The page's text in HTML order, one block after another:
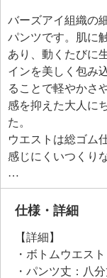
バーズアイ組織の
パンツです。肌に
あり、動くたびに
インを美しく包み
ることで軽やかさ
感を抑えた大人に
た。
ウエストは総ゴム
感じにくいつくり
に整った印象を与
レアーシルエット
き、身体のライン
ヒップや脚のライ
仕様・詳細
【詳細】
・ボトムウエス
・パンツ丈：八